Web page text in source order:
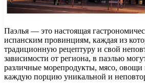
Паэлья — это настоящая
испанским провинциям, каждая из
традиционную рецептуру и свой
зависимости от региона, в паэлью
различные морепродукты, мясо, овощи
каждую порцию уникальной и